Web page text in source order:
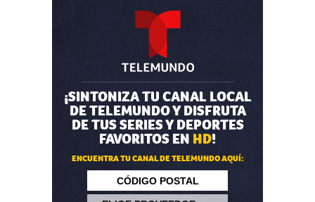
¡SINTONIZA TU CANAL LOCAL
DE TELEMUNDO Y DISFRUTA
DE TUS SERIES Y DEPORTES
FAVORITOS EN HD!
ENCUENTRA TU CANAL DE TELEMUNDO AQUÍ: